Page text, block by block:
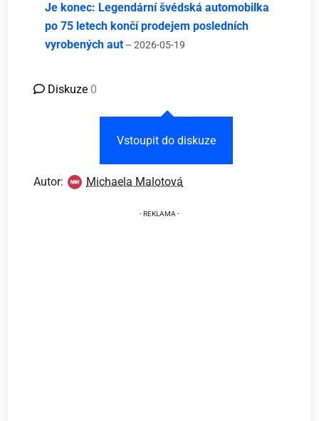
Je konec: Legendární švédská automobilka
po 75 letech končí prodejem posledních
vyrobených aut – 2026-05-19
Diskuze 0
Vstoupit do diskuze
Autor: Michaela Malotová